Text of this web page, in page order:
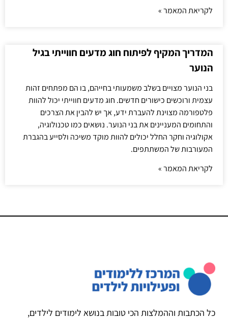
לקריאת המאמר »
המדריך המקיף לפיתוח חוג מדעים חווייתי בגיל
הנוער
בני הנוער מצויים בשלב משמעותי בחייהם, בו הם מפתחים זהות
עצמית ורוכשים כישורים חדשים. חוג מדעים חווייתי יכול להוות
פלטפורמה מצוינת להעברת ידע, אך יש להבין את הצרכים
והתחומים המעניינים את בני הנוער. נושאים כמו טכנולוגיה,
אקולוגיה וחקר החלל יכולים להוות מוקד משיכה ולסייע בהגברת
המעורבות של המשתתפים.
לקריאת המאמר »
כל הכתבות וההמלצות הכי טובות בנושא לימודים לילדים,